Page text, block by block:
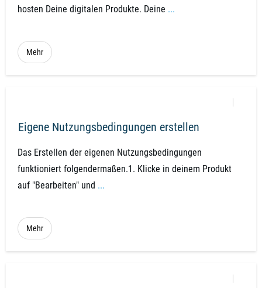
hosten Deine digitalen Produkte. Deine ...
Mehr
Eigene Nutzungsbedingungen erstellen
Das Erstellen der eigenen Nutzungsbedingungen
funktioniert folgendermaßen.1. Klicke in deinem Produkt
auf "Bearbeiten" und ...
Mehr